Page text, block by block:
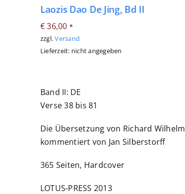
Laozis Dao De Jing, Bd II
€36,00 *
zzgl.Versand
Lieferzeit: nicht angegeben
Band II: DE
Verse 38 bis 81
Die Übersetzung von Richard Wilhelm
kommentiert von Jan Silberstorff
365 Seiten, Hardcover
LOTUS-PRESS 2013